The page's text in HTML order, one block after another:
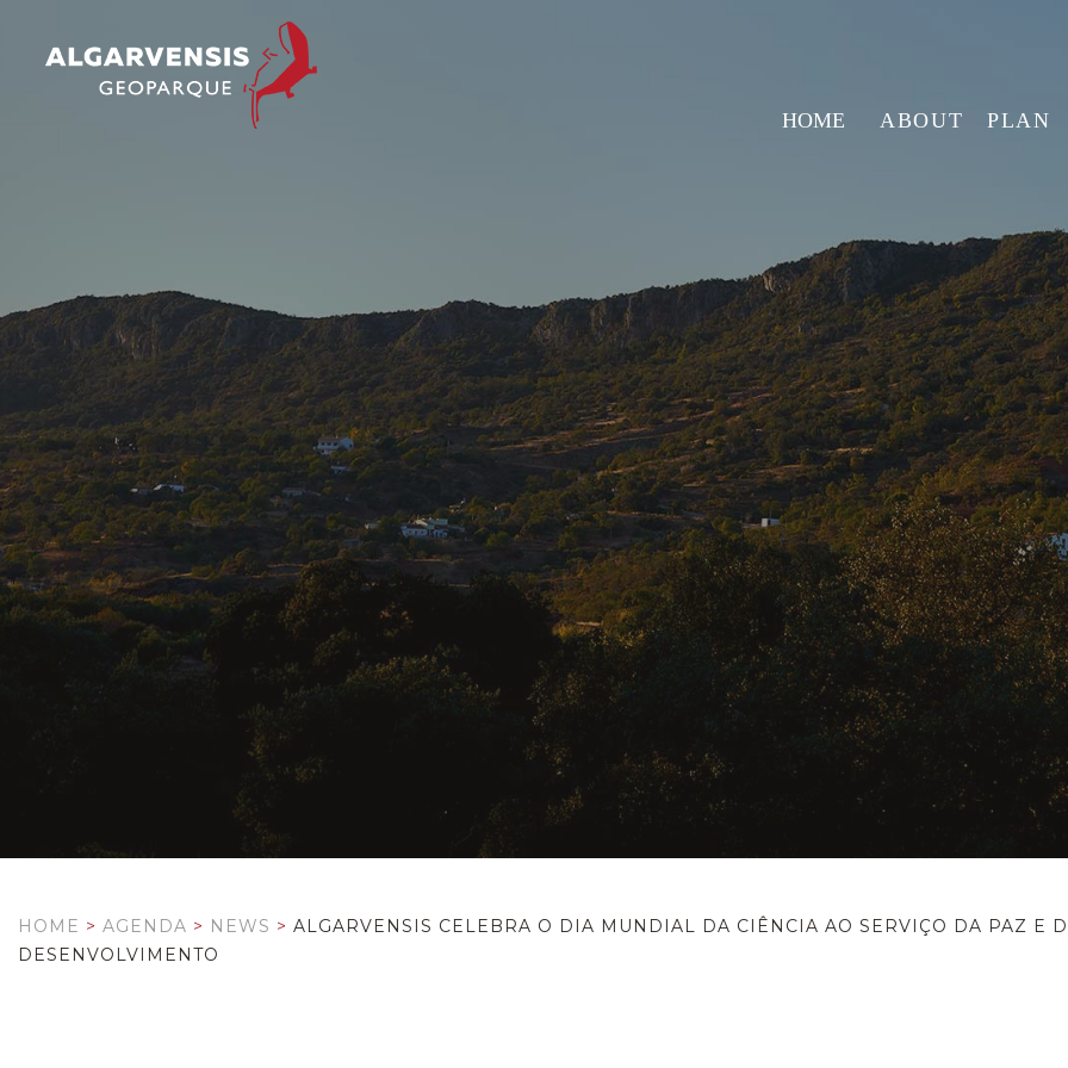
HOME ABOUT PLAN
HOME > AGENDA > NEWS > ALGARVENSIS CELEBRA O DIA MUNDIAL DA CIÊNCIA AO SERVIÇO DA PAZ E
DESENVOLVIMENTO